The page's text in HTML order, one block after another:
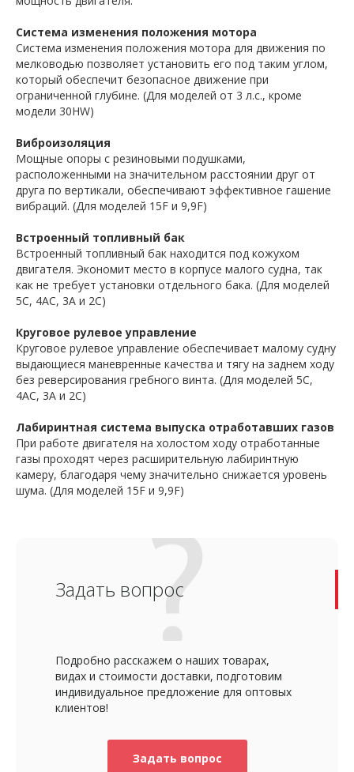
Система изменения положения мотора
Система изменения положения мотора для движения по
мелководью позволяет установить его под таким углом,
который обеспечит безопасное движение при
ограниченной глубине. (Для моделей от 3 л.с., кроме
модели 30HW)
Виброизоляция
Мощные опоры с резиновыми подушками,
расположенными на значительном расстоянии друг от
друга по вертикали, обеспечивают эффективное гашение
вибраций. (Для моделей 15F и 9,9F)
Встроенный топливный бак
Встроенный топливный бак находится под кожухом
двигателя. Экономит место в корпусе малого судна, так
как не требует установки отдельного бака. (Для моделей
5C, 4AC, 3A и 2C)
Круговое рулевое управление
Круговое рулевое управление обеспечивает малому судну
выдающиеся маневренные качества и тягу на заднем ходу
без реверсирования гребного винта. (Для моделей 5C,
4AC, 3A и 2C)
Лабиринтная система выпуска отработавших газов
При работе двигателя на холостом ходу отработанные
газы проходят через расширительную лабиринтную
камеру, благодаря чему значительно снижается уровень
шума. (Для моделей 15F и 9,9F)
Задать вопрос
Подробно расскажем о наших товарах,
видах и стоимости доставки, подготовим
индивидуальное предложение для оптовых
клиентов!
Задать вопрос